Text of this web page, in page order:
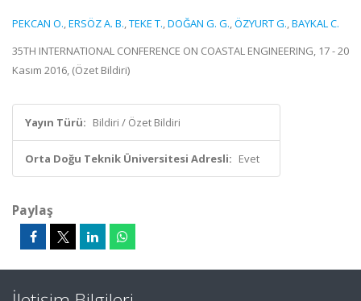
PEKCAN O.,ERSÖZ A. B.,TEKE T.,DOĞAN G. G.,ÖZYURT G.,BAYKAL C.
35TH INTERNATIONAL CONFERENCE ON COASTAL ENGINEERING, 17 - 20
Kasım 2016, (Özet Bildiri)
Yayın Türü: Bildiri / Özet Bildiri
Orta Doğu Teknik Üniversitesi Adresli: Evet
Paylaş